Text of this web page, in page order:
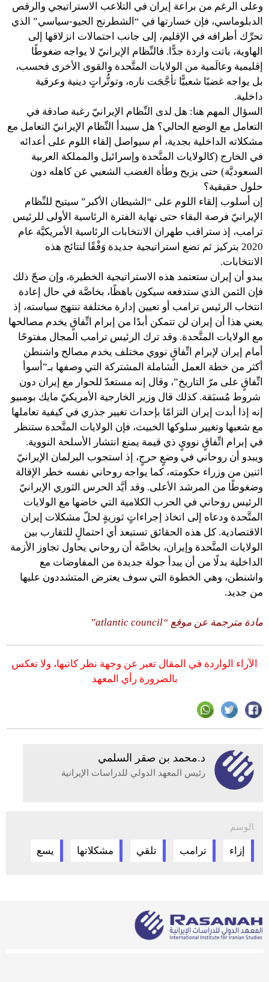
وعلى الرغم من براعة إيران في التلاعب الاستراتيجي والرقص
الدبلوماسي، فإن خسارتها في “الشطرنج الجيو-سياسي” الذي
تحرِّك أطرافه في الإقليم، إلى جانب احتمالات انزلاقها إلى
الهاوية، باتت واردة جدًّا. فالنِّظام الإيرانيّ لا يواجه ضغوطًا
إقليمية وعالَمية من الولايات المتَّحدة والقوى الأخرى فحسب،
بل يواجه غضبًا شعبيًّا تأجَّجَت ناره، وتوتُّراتٍ دينية وعرقية
داخلية.
السؤال المهم هنا: هل لدى النِّظام الإيرانيّ رغبة صادقة في
التعامل مع الوضع الحالي؟ هل سيبدأ النِّظام الإيرانيّ التعامل مع
مشكلاته الداخلية بجدية، أم سيواصل إلقاء اللوم على أعدائه
في الخارج (كالولايات المتَّحدة وإسرائيل والمملكة العربية
السعوديَّة) حتى يزيح وطأة الغضب الشعبي عن كاهله دون
حلول حقيقية؟
إن أسلوب إلقاء اللوم على “الشيطان الأكبر” سيتيح للنِّظام
الإيرانيّ فرصة البقاء حتى نهاية الفترة الرئاسية الأولى للرئيس
ترامب، إذ ستراقب طهران الانتخابات الرئاسية الأمريكيَّة عام
2020 بتركيز ثم تضع استراتيجية جديدة وَفْقًا لنتائج هذه
الانتخابات.
يبدو أن إيران ستعتمد هذه الاستراتيجية الخطيرة، وإن صحّ ذلك
فإن الثمن الذي ستدفعه سيكون باهظًا، بخاصَّة في حال إعادة
انتخاب الرئيس ترامب أو تعيين إدارة مختلفة تنتهج سياسته، إذ
يعني هذا أن إيران لن تتمكن أبدًا من إبرام اتِّفاقٍ يخدم مصالحها
مع الولايات المتَّحدة. وقد ترك الرئيس ترامب المجال مفتوحًا
أمام إيران لإبرام اتِّفاقٍ نووي مختلف يخدم مصالح واشنطن
أكثر من خطة العمل الشاملة المشتركة التي وصفها بـ”أسوأ
اتِّفاقٍ على مرّ التاريخ”، وقال إنه مستعدّ للحوار مع إيران دون
شروط مُسبَقة. كذلك قال وزير الخارجية الأمريكيّ مايك بومبيو
إنه إذا أبدت إيران التزامًا بإحداث تغيير جذري في كيفية تعاملها
مع شعبها وتغيير سلوكها الخبيث، فإن الولايات المتَّحدة ستنظر
في إبرام اتِّفاقٍ نوويٍ ذي قيمة يمنع انتشار الأسلحة النووية.
ويبدو أن روحاني في وضعٍ حرجٍ، إذ استجوب البرلمان الإيرانيّ
اثنين من وزراء حكومته، كما يواجه روحاني نفسه خطر الإقالة
وضغوطًا من المرشد الأعلى. وقد أيَّد الحرس الثوري الإيرانيّ
الرئيس روحاني في الحرب الكلامية التي خاضها مع الولايات
المتَّحدة ودعاه إلى اتخاذ إجراءاتٍ ثوريةٍ لحلّ مشكلات إيران
الاقتصادية. كل هذه الحقائق تستبعد أي احتمالٍ للتقارب بين
الولايات المتَّحدة وإيران، بخاصَّة أن روحاني يحاول تجاوز الأزمة
الداخلية بدلًا من أن يبدأ جولة جديدة من المفاوضات مع
واشنطن، وهي الخطوة التي سوف يعترض المتشددون عليها
من جديد.
مادة مترجمة عن موقع “atlantic council”
الآراء الواردة في المقال تعبر عن وجهة نظر كاتبها، ولا تعكس
بالضرورة رأي المعهد
د.محمد بن صقر السلمي
رئيس المعهد الدولي للدراسات الإيرانية
الوسم
إزاء ترامب تلقي مشكلاتها يسع